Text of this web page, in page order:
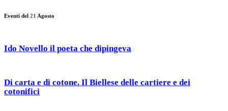
Eventi del 21 Agosto
Ido Novello il poeta che dipingeva
Di carta e di cotone. Il Biellese delle cartiere e dei
cotonifici